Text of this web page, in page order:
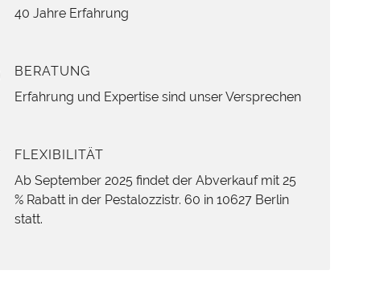
40 Jahre Erfahrung
BERATUNG
Erfahrung und Expertise sind unser Versprechen
FLEXIBILITÄT
Ab September 2025 findet der Abverkauf mit 25
% Rabatt in der Pestalozzistr. 60 in 10627 Berlin
statt.